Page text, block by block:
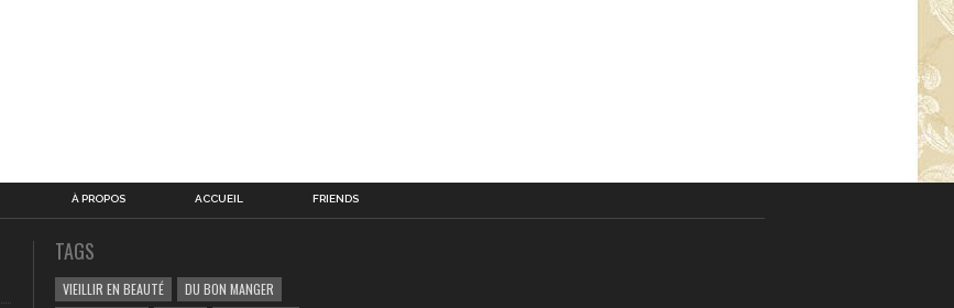
À PROPOS ACCUEIL FRIENDS
TAGS
VIEILLIR EN BEAUTÉ
DU BON MANGER